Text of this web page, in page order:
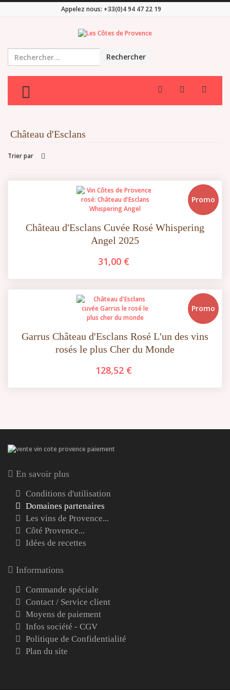
Appelez nous: +33(0)4 94 47 22 19
Rechercher
TOGGLE MENU
Château d'Esclans
Trier par
Promo
Château d'Esclans Cuvée Rosé Whispering
Angel 2025
31,00 €
Promo
Garrus Château d'Esclans Rosé L'un des vins
rosés le plus Cher du Monde
128,52 €
En savoir plus
Conditions d'utilisation
Domaines partenaires
Les vins de Provence...
Côté Provence...
Idées de recettes
Informations
Commande spéciale
Contact / Service client
Moyens de paiement
Infos société - CGV
Politique de Confidentialité
Plan du site